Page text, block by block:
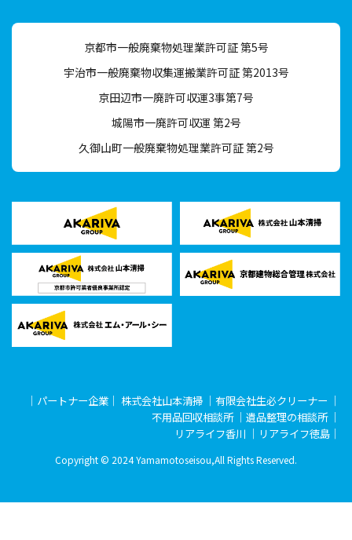
京都市一般廃棄物処理業許可証 第5号
宇治市一般廃棄物収集運搬業許可証 第2013号
京田辺市一廃許可収運3事第7号
城陽市一廃許可収運 第2号
久御山町一般廃棄物処理業許可証 第2号
｜パートナー企業｜ 株式会社山本清掃 ｜ 有限会社生必クリーナー ｜
不用品回収相談所｜ 遺品整理の相談所｜
リアライフ香川 ｜ リアライフ徳島 ｜
Copyright © 2024 Yamamotoseisou,All Rights Reserved.